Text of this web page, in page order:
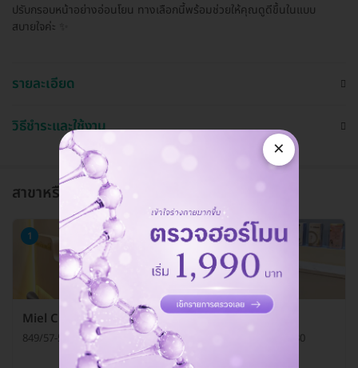
ปรับกรอบหน้าอย่างอ่อนโยน ทางเลือกนี้พร้อมช่วยให้คุณดูดีขึ้นในแบบ
สบายใจค่ะ ✨
รายละเอียด
วิธีชำระและใช้งาน
สาขาหรือแผนกที่ให้บริการ
1
Miel Clinic (มิเอลคลินิกเวชกรรม)
849/57-58 ซ. จุฬา 6 แขวงวังใหม่ เขตปทุมวัน กรุงเทพมหานคร 10330
×